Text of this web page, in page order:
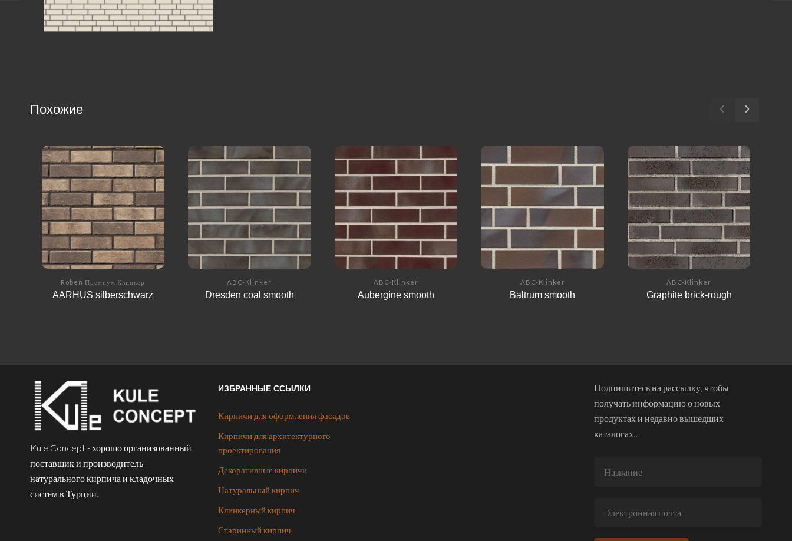
Похожие
Roben Премиум Клинкер
AARHUS silberschwarz
ABC-Klinker
Dresden coal smooth
ABC-Klinker
Aubergine smooth
ABC-Klinker
Baltrum smooth
ABC-Klinker
Graphite brick-rough
Kule Concept - хорошо организованный
поставщик и производитель
натурального кирпича и кладочных
систем в Турции.
ИЗБРАННЫЕ ССЫЛКИ
Кирпичи для оформления фасадов
Кирпичи для архитектурного
проектирования
Декоративные кирпичи
Натуральный кирпич
Клинкерный кирпич
Старинный кирпич
Подпишитесь на рассылку, чтобы
получать информацию о новых
продуктах и недавно вышедших
каталогах…